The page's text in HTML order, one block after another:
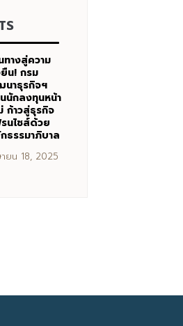
ทางสู่ความ
น! กรม
าธุรกิจฯ
นักลงทุนหน้า
ก้าวสู่ธุรกิจ
นไชส์ด้วย
ธรรมาภิบาล
ายน 18, 2025